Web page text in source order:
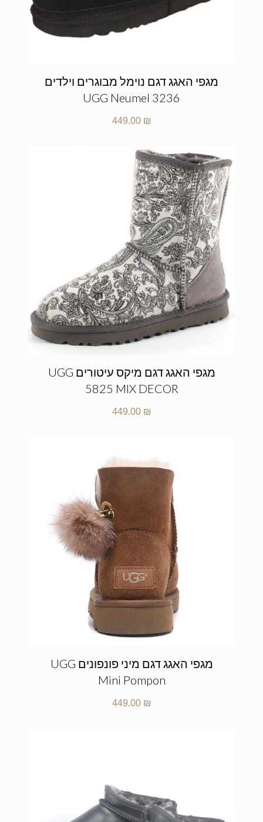
מגפי האגג דגם נוימל מבוגרים וילדים
UGG Neumel 3236
449.00 ₪
מגפי האגג דגם מיקס עיטורים UGG
5825 MIX DECOR
449.00 ₪
מגפי האגג דגם מיני פונפונים UGG
Mini Pompon
449.00 ₪